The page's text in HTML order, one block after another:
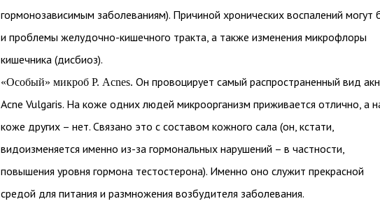
гормонозависимым заболеваниям). Причиной хронических воспалений могут
и проблемы желудочно-кишечного тракта, а также изменения микрофлоры
кишечника (дисбиоз).
«Особый» микроб Р. Acnes. Он провоцирует самый распространенный вид
Аcne Vulgaris. На коже одних людей микроорганизм приживается отлично, а
коже других – нет. Связано это с составом кожного сала (он, кстати,
видоизменяется именно из-за гормональных нарушений – в частности,
повышения уровня гормона тестостерона). Именно оно служит прекрасной
средой для питания и размножения возбудителя заболевания.